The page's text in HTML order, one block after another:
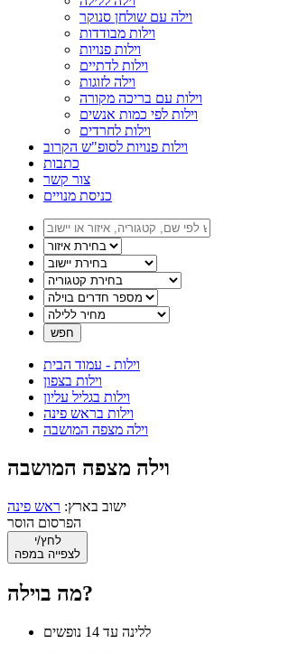
וילה עם שולחן סנוקר
וילות מבודדות
וילות פנויות
וילות לדתיים
וילה לזוגות
וילות עם בריכה מקורה
וילות לפי כמות אנשים
וילות לחרדים
וילות פנויות לסופ"ש הקרוב
כתבות
צור קשר
כניסת מנויים
וילות - עמוד הבית
וילות בצפון
וילות בגליל עליון
וילות בראש פינה
וילה מצפה המושבה
וילה מצפה המושבה
ישוב בארץ: ראש פינה
הפרסום הוסר
לחץ/י
לצפייה במפה
מה בוילה?
ללינה עד 14 נופשים